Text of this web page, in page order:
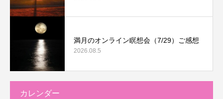
満月のオンライン瞑想会（7/29）ご感想
2026.08.5
カレンダー